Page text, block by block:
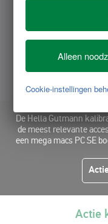
Actie
De Hella Gutmann
de meest relevante
een mega macs PC SE
Actie
Alleen
Cookie-instellingen